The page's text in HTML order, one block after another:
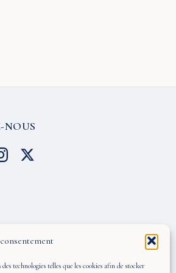
technologies telles que les cookies afin de stocker
NOUS